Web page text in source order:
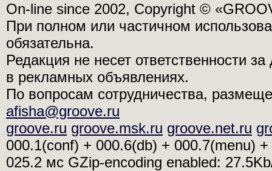
On-line since 2002, Copyright ©
При полном или частичном
обязательна.
Редакция не несет ответственности
в рекламных объявлениях.
По вопросам сотрудничества,
afisha@groove.ru
groove.ru groove.msk.ru groove.net.ru
000.1(conf) + 000.6(db) + 000.7(menu)
025.2 мсGZip-encoding enabled: